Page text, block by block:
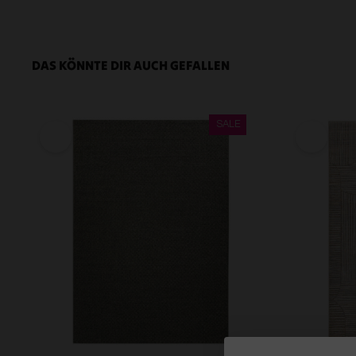
DAS KÖNNTE DIR AUCH GEFALLEN